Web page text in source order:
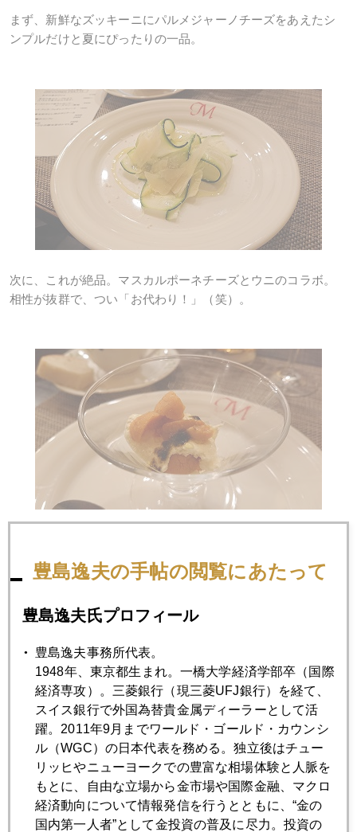
まず、新鮮なズッキーニにパルメジャーノチーズをあえたシ
ンプルだけと夏にぴったりの一品。
次に、これが絶品。マスカルポーネチーズとウニのコラボ。
相性が抜群で、つい「お代わり！」（笑）。
の熱の通し方がレアで、さすがプロと唸ったね。
豊島逸夫の手帖の閲覧にあたって
豊島逸夫氏プロフィール
豊島逸夫事務所代表。
1948年、東京都生まれ。一橋大学経済学部卒（国際
経済専攻）。三菱銀行（現三菱UFJ銀行）を経て、
スイス銀行で外国為替貴金属ディーラーとして活
躍。2011年9月までワールド・ゴールド・カウンシ
ル（WGC）の日本代表を務める。独立後はチュー
リッヒやニューヨークでの豊富な相場体験と人脈を
もとに、自由な立場から金市場や国際金融、マクロ
経済動向について情報発信を行うとともに、“金の
国内第一人者”として金投資の普及に尽力。投資の